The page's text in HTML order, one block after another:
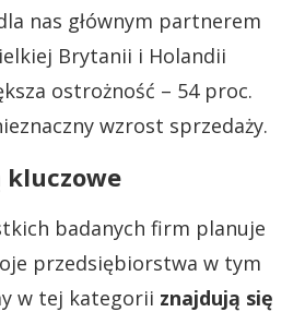
nas głównym partnerem
Brytanii i Holandii
ostrożność – 54 proc.
wzrost sprzedaży.
kluczowe
badanych firm planuje
przedsiębiorstwa w tym
w tej kategorii znajdują się